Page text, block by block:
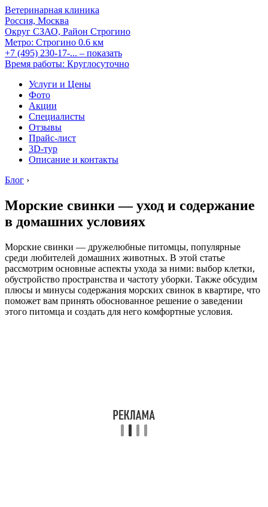
Ветеринарная клиника
Россия, Москва
Округ СЗАО, Район Строгино
Метро: Строгино 0.6 км
+7 (495) 230-17-... – показать
Время работы: Круглосуточно
Услуги и Цены
Фото
Акции
Специалисты
Отзывы
Прайс-лист
3D-тур
Описание и контакты
Блог ›
Морские свинки — уход и содержание
в домашних условиях
Морские свинки — дружелюбные питомцы, популярные
среди любителей домашних животных. В этой статье
рассмотрим основные аспекты ухода за ними: выбор клетки,
обустройство пространства и частоту уборки. Также обсудим
плюсы и минусы содержания морских свинок в квартире, что
поможет вам принять обоснованное решение о заведении
этого питомца и создать для него комфортные условия.